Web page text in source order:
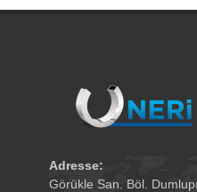
Adresse:
Görükle San. Böl.